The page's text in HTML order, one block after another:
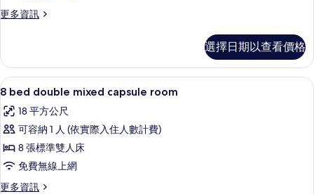
更多資訊
更
的
詳
情
選擇日期以查看價格
顯
示
8
bed
double
mixed
capsule
4
8 bed double mixed capsule room
18 平方公尺
可容納 1 人 (依實際入住人數計費)
8 張標準雙人床
免費無線上網
更多資訊
更